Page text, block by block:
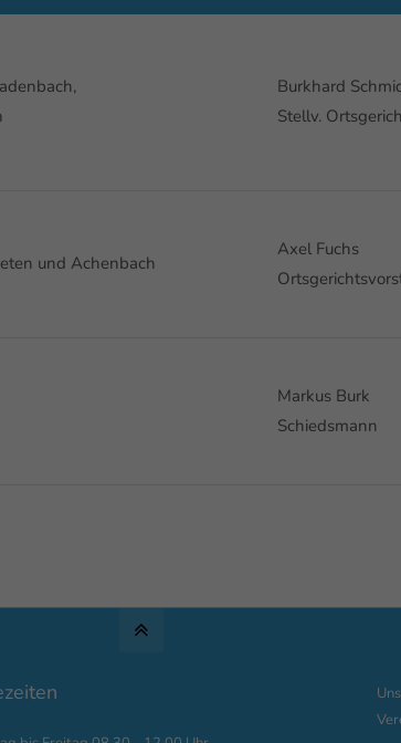
Burkhard
Stellv.
und Achenbach
Axel Fuchs
Markus Burk
Schiedsmann